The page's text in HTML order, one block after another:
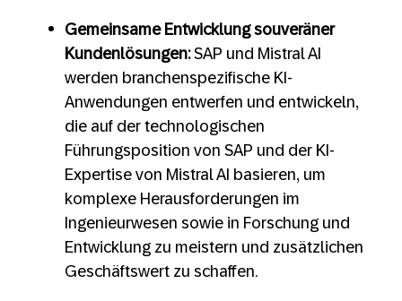
Gemeinsame Entwicklung souveräner
Kundenlösungen:SAP und Mistral AI
werden branchenspezifische KI-
Anwendungen entwerfen und entwickeln,
die auf der technologischen
Führungsposition von SAP und der KI-
Expertise von Mistral AI basieren, um
komplexe Herausforderungen im
Ingenieurwesen sowie in Forschung und
Entwicklung zu meistern und zusätzlichen
Geschäftswert zu schaffen.